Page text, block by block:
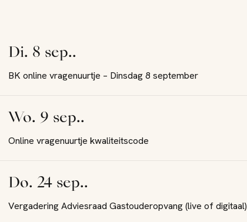
di. 8 sep..
BK online vragenuurtje – Dinsdag 8 september
wo. 9 sep..
Online vragenuurtje kwaliteitscode
do. 24 sep..
Vergadering Adviesraad Gastouderopvang (live of digitaal)